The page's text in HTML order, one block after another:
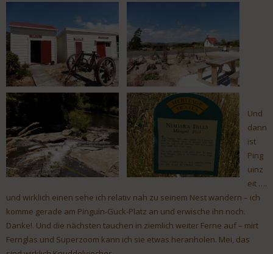
Und
dann
ist
Ping
uinz
eit ….
und wirklich einen sehe ich relativ nah zu seinem Nest wandern – ich
komme gerade am Pinguin-Guck-Platz an und erwische ihn noch.
Danke!. Und die nächsten tauchen in ziemlich weiter Ferne auf – mirt
Fernglas und Superzoom kann ich sie etwas heranholen. Mei, das